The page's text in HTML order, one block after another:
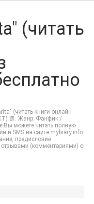
(читать
(читать книги онлайн
📗. Жанр: Фанфик /
Вы можете читать полную
и SMS на сайте mybrary.info
предисловие
отзывами (комментариями) о